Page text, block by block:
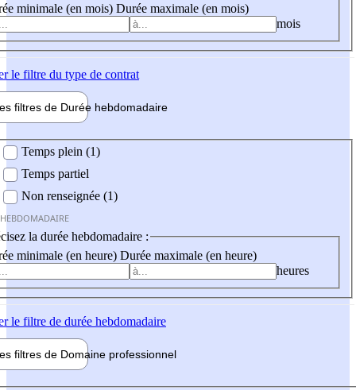
minimale (en mois) Durée maximale (en mois)
mois
le filtre du type de contrat
filtres de Durée hebdomadaire
Temps plein (1)
Temps partiel
Non renseignée (1)
la durée hebdomadaire :
minimale (en heure) Durée maximale (en heure)
heures
le filtre de durée hebdomadaire
filtres de Domaine professionnel